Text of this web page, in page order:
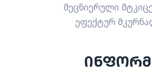
მეცნიერული
ეფექტურ